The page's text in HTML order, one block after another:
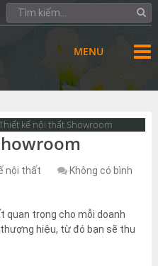
MENU
kế nội thất Showroom
nội thất
Không có bình
quan trọng cho mỗi doanh
hiệu, từ đó bạn sẽ thu